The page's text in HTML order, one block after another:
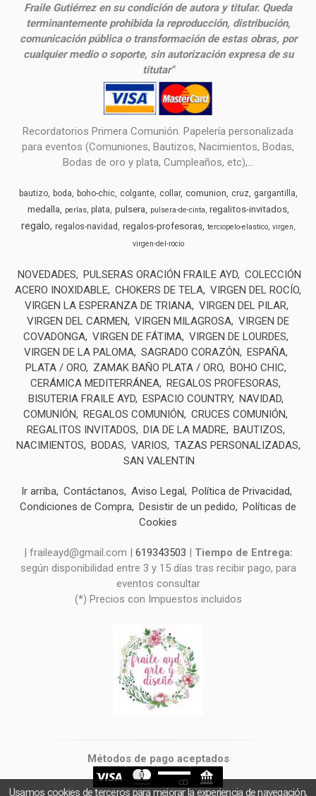
Fraile Gutiérrez en su condición de autora y titular. Queda
terminantemente prohibida la reproducción, distribución,
comunicación pública o transformación de estas obras, por
cualquier medio o soporte, sin autorización expresa de su
titutar"
Recordatorios Primera Comunión. Papelería personalizada
para eventos (Comuniones, Bautizos, Nacimientos, Bodas,
Bodas de oro y plata, Cumpleaños, etc),...
bautizo boda boho-chic colgante collar comunion cruz gargantilla
medalla perlas plata pulsera pulsera-de-cinta regalitos-invitados
regalo regalos-navidad regalos-profesoras terciopelo-elastico virgen
virgen-del-rocio
NOVEDADES PULSERAS ORACIÓN FRAILE AYD COLECCIÓN
ACERO INOXIDABLE CHOKERS DE TELA VIRGEN DEL ROCÍO
VIRGEN LA ESPERANZA DE TRIANA VIRGEN DEL PILAR
VIRGEN DEL CARMEN
VIRGEN MILAGROSA VIRGEN DE
COVADONGA VIRGEN DE FÁTIMA VIRGEN DE LOURDES
VIRGEN DE LA PALOMA SAGRADO CORAZÓN
ESPAÑA
PLATA / ORO
ZAMAK BAÑO PLATA / ORO BOHO CHIC
CERÁMICA MEDITERRÁNEA REGALOS PROFESORAS
BISUTERIA FRAILE AYD ESPACIO COUNTRY NAVIDAD
COMUNIÓN
REGALOS COMUNIÓN
CRUCES COMUNIÓN
REGALITOS INVITADOS
DIA DE LA MADRE BAUTIZOS
NACIMIENTOS
BODAS VARIOS
TAZAS PERSONALIZADAS
SAN VALENTIN
Ir arriba Contáctanos Aviso Legal
Política de Privacidad
Condiciones de Compra Desistir de un pedido
Políticas de
Cookies
| fraileayd@gmail.com | 619343503 | Tiempo de Entrega:
según disponibilidad entre 3 y 15 días tras recibir pago, para
eventos consultar
(*) Precios con Impuestos incluidos
Métodos de pago aceptados
Usamos cookies de terceros para mejorar la experiencia de navegación,